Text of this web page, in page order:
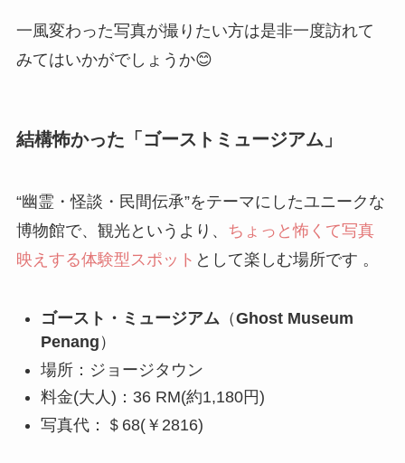
一風変わった写真が撮りたい方は是非一度訪れて
みてはいかがでしょうか😊
結構怖かった「ゴーストミュージアム」
“幽霊・怪談・民間伝承”をテーマにしたユニークな
博物館で、観光というより、 ちょっと怖くて写真
映えする体験型スポット として楽しむ場所です 。
ゴースト・ミュージアム（Ghost Museum
Penang ）
場所：ジョージタウン
料金(大人)：36 RM(約1,180円)
写真代：＄68(￥2816)